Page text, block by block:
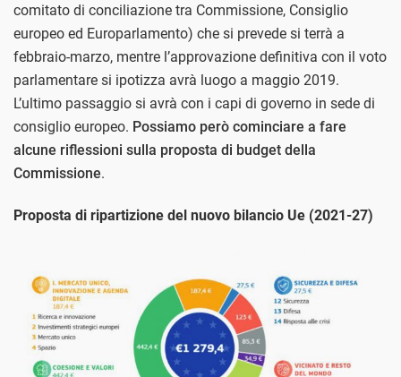
comitato di conciliazione tra Commissione, Consiglio
europeo ed Europarlamento) che si prevede si terrà a
febbraio-marzo, mentre l’approvazione definitiva con il voto
parlamentare si ipotizza avrà luogo a maggio 2019.
L’ultimo passaggio si avrà con i capi di governo in sede di
consiglio europeo. Possiamo però cominciare a fare
alcune riflessioni sulla proposta di budget della
Commissione.
Proposta di ripartizione del nuovo bilancio Ue (2021-27)